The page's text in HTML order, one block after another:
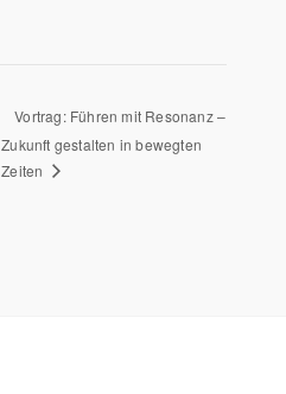
Vortrag: Führen mit Resonanz –
Zukunft gestalten in bewegten
Zeiten